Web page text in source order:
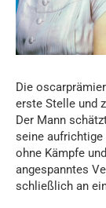
Die
erste Stelle und
Der Mann
seine aufrichtige
ohne Kämpfe
angespanntes
schließlich an